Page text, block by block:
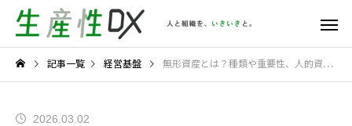
記事一覧 経営基盤 無形資産とは？種類や重要性、人的資本経営と好事例まで徹底解説
2026.03.02